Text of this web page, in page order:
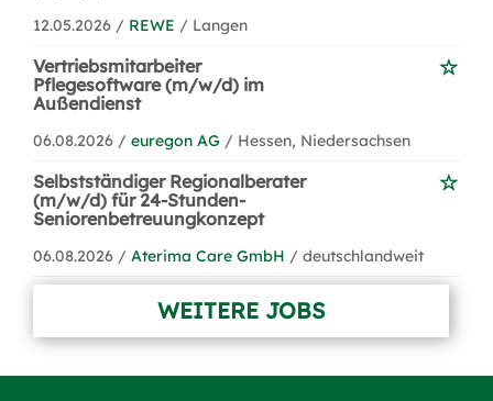
12.05.2026 / REWE / Langen
Vertriebsmitarbeiter
Pflegesoftware (m/w/d) im
Außendienst
06.08.2026 / euregon AG / Hessen, Niedersachsen
Selbstständiger Regionalberater
(m/w/d) für 24-Stunden-
Seniorenbetreuungkonzept
06.08.2026 / Aterima Care GmbH / deutschlandweit
WEITERE JOBS